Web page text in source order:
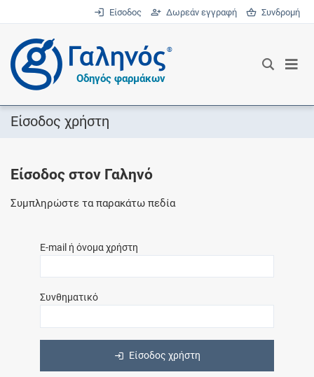
Είσοδος Δωρεάν εγγραφή Συνδρομή
®
Οδηγός φαρμάκων
Είσοδος χρήστη
Είσοδος στον Γαληνό
Συμπληρώστε τα παρακάτω πεδία
E-mail ή όνομα χρήστη
Συνθηματικό
Είσοδος χρήστη